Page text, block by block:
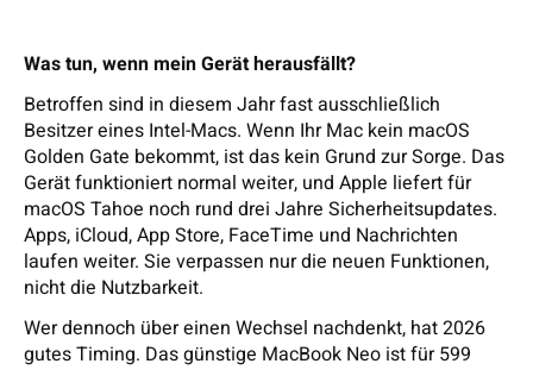
Was tun, wenn mein Gerät herausfällt?
Betroffen sind in diesem Jahr fast ausschließlich
Besitzer eines Intel-Macs. Wenn Ihr Mac kein macOS
Golden Gate bekommt, ist das kein Grund zur Sorge. Das
Gerät funktioniert normal weiter, und Apple liefert für
macOS Tahoe noch rund drei Jahre Sicherheitsupdates.
Apps, iCloud, App Store, FaceTime und Nachrichten
laufen weiter. Sie verpassen nur die neuen Funktionen,
nicht die Nutzbarkeit.
Wer dennoch über einen Wechsel nachdenkt, hat 2026
gutes Timing. Das günstige MacBook Neo ist für 599